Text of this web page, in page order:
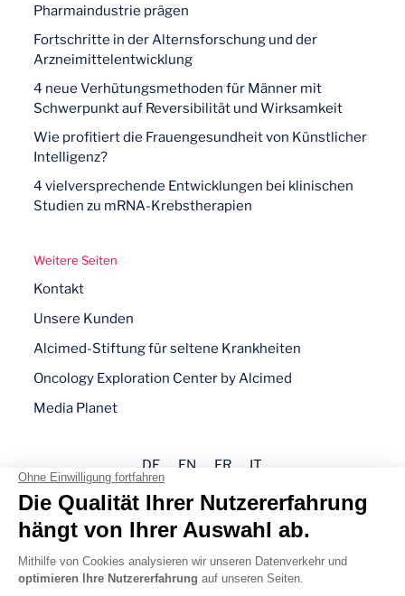
Pharmaindustrie prägen
Fortschritte in der Alternsforschung und der
Arzneimittelentwicklung
4 neue Verhütungsmethoden für Männer mit
Schwerpunkt auf Reversibilität und Wirksamkeit
Wie profitiert die Frauengesundheit von Künstlicher
Intelligenz?
4 vielversprechende Entwicklungen bei klinischen
Studien zu mRNA-Krebstherapien
Weitere Seiten
Kontakt
Unsere Kunden
Alcimed-Stiftung für seltene Krankheiten
Oncology Exploration Center by Alcimed
Media Planet
DE EN FR IT
Impressum